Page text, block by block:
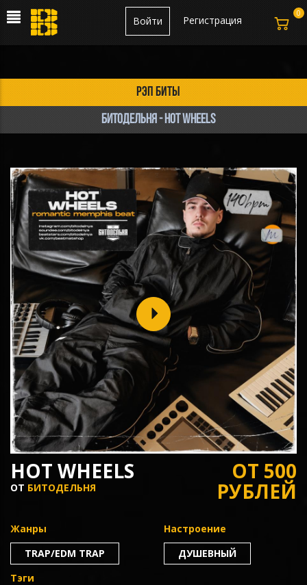
Регистрация
Войти
рэп биты
БИТОДЕЛЬНЯ - Hot Wheels
HOT WHEELS
ОТ БИТОДЕЛЬНЯ
ОТ 500
РУБЛЕЙ
Жанры
TRAP/EDM TRAP
Настроение
ДУШЕВНЫЙ
Тэги
0